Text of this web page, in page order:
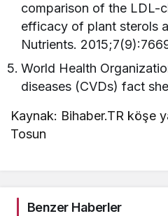
comparison of the LDL-
efficacy of plant sterols
Nutrients.
World Health
diseases (CVDs) fact
Kaynak: Bihaber.TR köşe
Tosun
Benzer Haberler